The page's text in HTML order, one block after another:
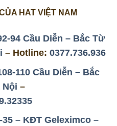
HAT VIỆT NAM
94 Cầu Diễn – Bắc Từ
– Hotline: 0377.736.936
110 Cầu Diễn – Bắc
Nội –
– KĐT Geleximco –